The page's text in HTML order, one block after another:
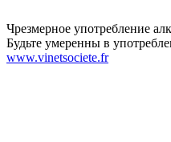
Чрезмерное употребление
Будьте умеренны в
www.vinetsociete.fr